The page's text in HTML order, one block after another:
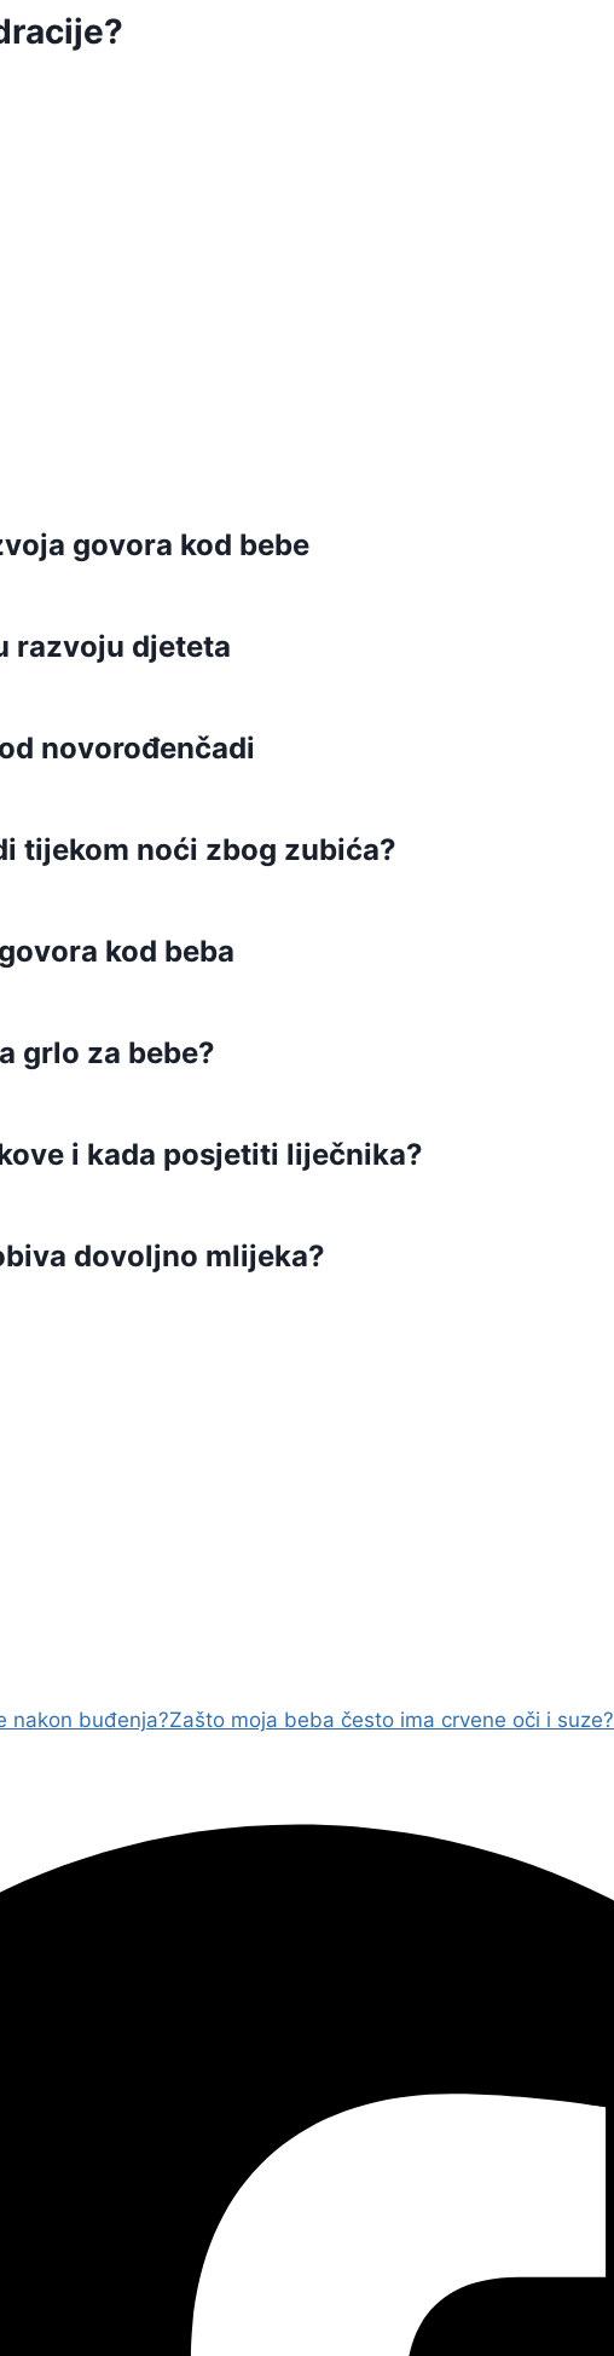
govora kod bebe
razvoju djeteta
novorođenčadi
tijekom noći zbog zubića?
kod beba
grlo za bebe?
i kada posjetiti liječnika?
dovoljno mlijeka?
nakon buđenja?Zašto moja beba često ima crvene oči i suze?